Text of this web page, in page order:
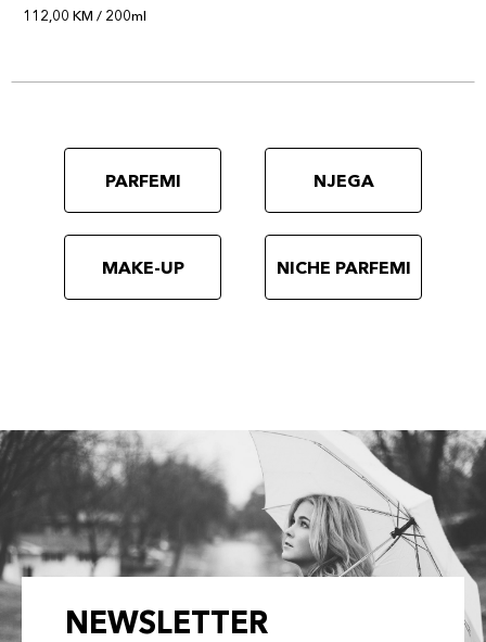
112,00 KM / 200ml
PARFEMI NJEGA
MAKE-UP NICHE PARFEMI
NEWSLETTER